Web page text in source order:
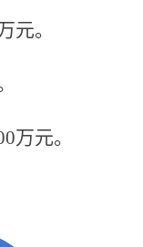
元。
万元。